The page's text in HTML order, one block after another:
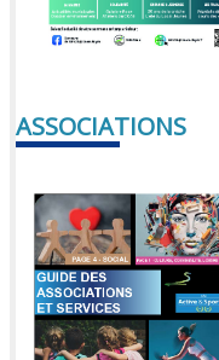
ASSOCIATIONS